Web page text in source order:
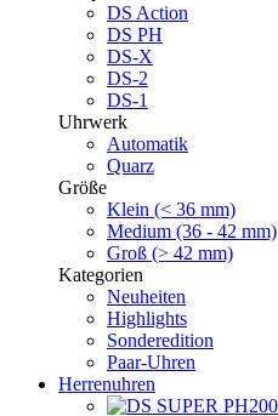
DS Action
DS PH
DS-X
DS-2
DS-1
Uhrwerk
Automatik
Quarz
Größe
Klein (< 36 mm)
Medium (36 - 42 mm)
Groß (> 42 mm)
Kategorien
Neuheiten
Highlights
Sonderedition
Paar-Uhren
Herrenuhren